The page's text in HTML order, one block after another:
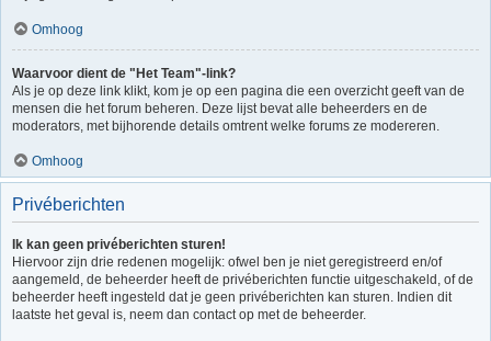
Omhoog
Waarvoor dient de "Het Team"-link?
Als je op deze link klikt, kom je op een pagina die een overzicht geeft van de
mensen die het forum beheren. Deze lijst bevat alle beheerders en de
moderators, met bijhorende details omtrent welke forums ze modereren.
Omhoog
Privéberichten
Ik kan geen privéberichten sturen!
Hiervoor zijn drie redenen mogelijk: ofwel ben je niet geregistreerd en/of
aangemeld, de beheerder heeft de privéberichten functie uitgeschakeld, of de
beheerder heeft ingesteld dat je geen privéberichten kan sturen. Indien dit
laatste het geval is, neem dan contact op met de beheerder.